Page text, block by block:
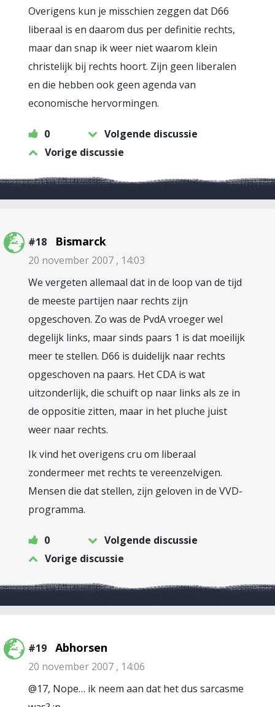
Overigens kun je misschien zeggen dat D66
liberaal is en daarom dus per definitie rechts,
maar dan snap ik weer niet waarom klein
christelijk bij rechts hoort. Zijn geen liberalen
en die hebben ook geen agenda van
economische hervormingen.
0
Volgende discussie
Vorige discussie
#18 Bismarck
20 november 2007 , 14:03
We vergeten allemaal dat in de loop van de tijd
de meeste partijen naar rechts zijn
opgeschoven. Zo was de PvdA vroeger wel
degelijk links, maar sinds paars 1 is dat moeilijk
meer te stellen. D66 is duidelijk naar rechts
opgeschoven na paars. Het CDA is wat
uitzonderlijk, die schuift op naar links als ze in
de oppositie zitten, maar in het pluche juist
weer naar rechts.
Ik vind het overigens cru om liberaal
zondermeer met rechts te vereenzelvigen.
Mensen die dat stellen, zijn geloven in de VVD-
programma.
0
Volgende discussie
Vorige discussie
#19 Abhorsen
20 november 2007 , 14:06
@17, Nope… ik neem aan dat het dus sarcasme